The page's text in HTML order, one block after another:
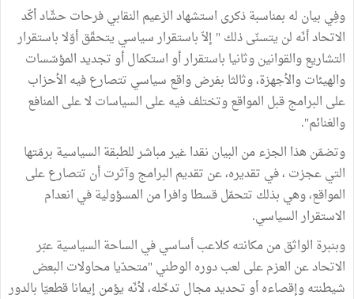
وفِي بيان له بمناسبة ذكرى استشهاد الزعيم النقابي فرحات حشّاد أكّد
الاتحاد أنّه لن يتسنّى ذلك " إلاّ باستقرار سياسي يتحقّق أوّلا باستقرار
التشاريع والقوانين وثانيا باستقرار أو استكمال أو تجديد المؤسّسات
والهيئات والأجهزة، وثالثا بفرض واقع سياسي تتصارع فيه الأحزاب
على البرامج قبل المواقع وتختلف فيه على السياسات لا على المنافع
والغنائم".
وتضمّن هذا الجزء من البيان نقدا غير مباشر للطبقة السياسية برمّتها
التي عجزت ، في تقديره، عن تقديم البرامج وآثرت أن تتصارع على
المواقع، وهي بذلك تتحمّل قسطا وافرا من المسؤولية في انعدام
الاستقرار السياسي.
وبنبرة الواثق من مكانته كلاعب أساسي في الساحة السياسية عبّر
الاتحاد عن العزم على لعب دوره الوطني "متحدّيا محاولات البعض
شيطنته وإقصاءه أو تحديد مجال تدخّله، لأنّه يؤمن إيمانا قطعيّا بالدور